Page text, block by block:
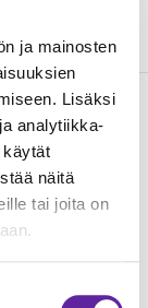
ja mainosten
Lisäksi
analytiikka-
käytät
näitä
tai joita on